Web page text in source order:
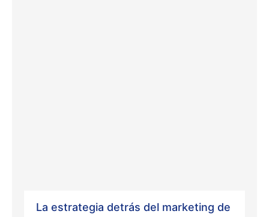
La estrategia detrás del marketing de